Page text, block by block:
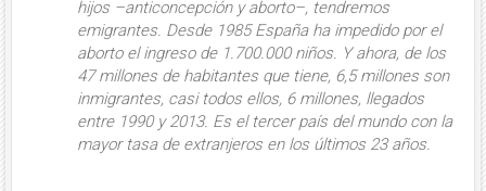
hijos –anticoncepción y aborto–, tendremos
emigrantes. Desde 1985 España ha impedido por el
aborto el ingreso de 1.700.000 niños. Y ahora, de los
47 millones de habitantes que tiene, 6,5 millones son
inmigrantes, casi todos ellos, 6 millones, llegados
entre 1990 y 2013. Es el tercer país del mundo con la
mayor tasa de extranjeros en los últimos 23 años.